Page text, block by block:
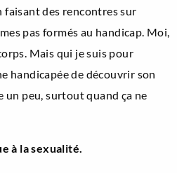
faisant des rencontres sur
pas formés au handicap. Moi,
Mais qui je suis pour
handicapée de découvrir son
un peu, surtout quand ça ne
à la sexualité.